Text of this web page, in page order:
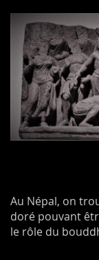
Au Népal, on
doré pouvant
le rôle du